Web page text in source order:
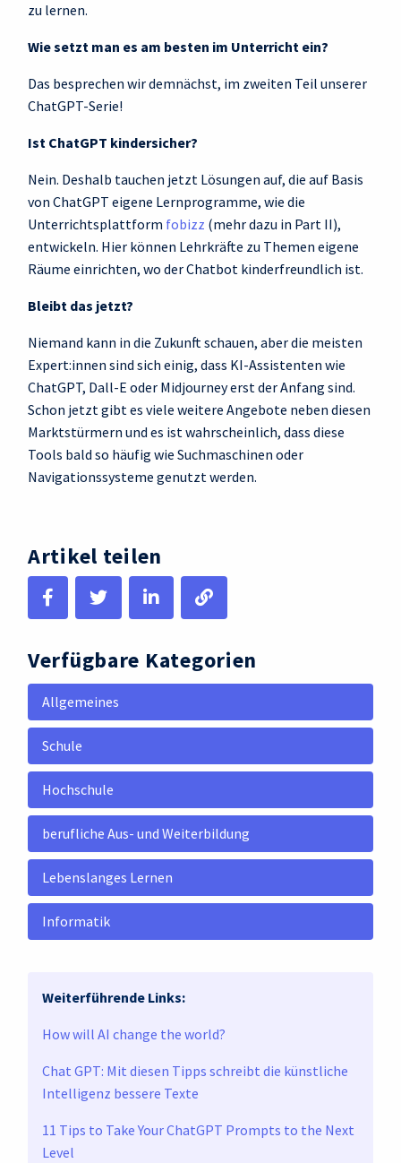
zu lernen.
Wie setzt man es am besten im Unterricht ein?
Das besprechen wir demnächst, im zweiten Teil unserer
ChatGPT-Serie!
Ist ChatGPT kindersicher?
Nein. Deshalb tauchen jetzt Lösungen auf, die auf Basis
von ChatGPT eigene Lernprogramme, wie die
Unterrichtsplattform fobizz (mehr dazu in Part II),
entwickeln. Hier können Lehrkräfte zu Themen eigene
Räume einrichten, wo der Chatbot kinderfreundlich ist.
Bleibt das jetzt?
Niemand kann in die Zukunft schauen, aber die meisten
Expert:innen sind sich einig, dass KI-Assistenten wie
ChatGPT, Dall-E oder Midjourney erst der Anfang sind.
Schon jetzt gibt es viele weitere Angebote neben diesen
Marktstürmern und es ist wahrscheinlich, dass diese
Tools bald so häufig wie Suchmaschinen oder
Navigationssysteme genutzt werden.
Artikel teilen
Verfügbare Kategorien
Allgemeines
Schule
Hochschule
berufliche Aus- und Weiterbildung
Lebenslanges Lernen
Informatik
Weiterführende Links:
How will AI change the world?
Chat GPT: Mit diesen Tipps schreibt die künstliche
Intelligenz bessere Texte
11 Tips to Take Your ChatGPT Prompts to the Next
Level